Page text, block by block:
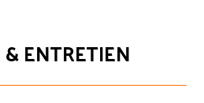
ENTRETIEN